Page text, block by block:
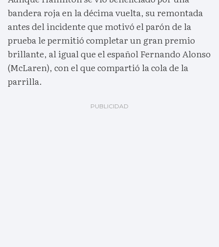
bandera roja en la décima vuelta, su remontada
antes del incidente que motivó el parón de la
prueba le permitió completar un gran premio
brillante, al igual que el español Fernando Alonso
(McLaren), con el que compartió la cola de la
parrilla.